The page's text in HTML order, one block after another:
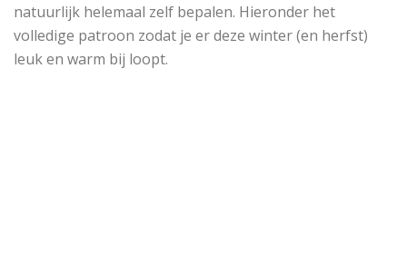
natuurlijk helemaal zelf bepalen. Hieronder het
volledige patroon zodat je er deze winter (en herfst)
leuk en warm bij loopt.